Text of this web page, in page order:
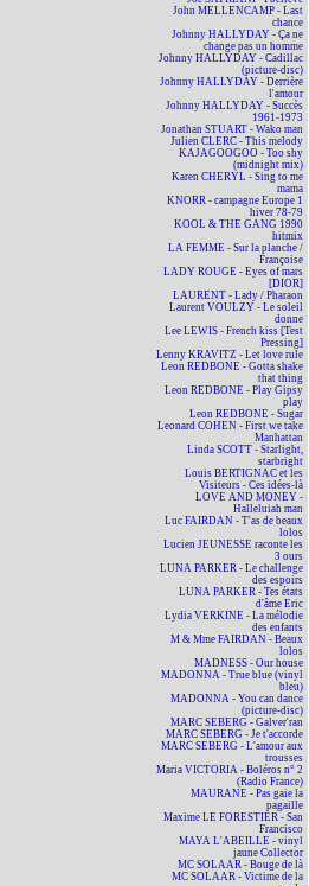
John MELLENCAMP - Last
chance
Johnny HALLYDAY - Ça ne
change pas un homme
Johnny HALLYDAY - Cadillac
(picture-disc)
Johnny HALLYDAY - Derrière
l'amour
Johnny HALLYDAY - Succès
1961-1973
Jonathan STUART - Wako man
Julien CLERC - This melody
KAJAGOOGOO - Too shy
(midnight mix)
Karen CHERYL - Sing to me
mama
KNORR - campagne Europe 1
hiver 78-79
KOOL & THE GANG 1990
hitmix
LA FEMME - Sur la planche /
Françoise
LADY ROUGE - Eyes of mars
[DIOR]
LAURENT - Lady / Pharaon
Laurent VOULZY - Le soleil
donne
Lee LEWIS - French kiss [Test
Pressing]
Lenny KRAVITZ - Let love rule
Leon REDBONE - Gotta shake
that thing
Leon REDBONE - Play Gipsy
play
Leon REDBONE - Sugar
Leonard COHEN - First we take
Manhattan
Linda SCOTT - Starlight,
starbright
Louis BERTIGNAC et les
Visiteurs - Ces idées-là
LOVE AND MONEY -
Halleluiah man
Luc FAIRDAN - T'as de beaux
lolos
Lucien JEUNESSE raconte les
3 ours
LUNA PARKER - Le challenge
des espoirs
LUNA PARKER - Tes états
d'âme Eric
Lydia VERKINE - La mélodie
des enfants
M & Mme FAIRDAN - Beaux
lolos
MADNESS - Our house
MADONNA - True blue (vinyl
bleu)
MADONNA - You can dance
(picture-disc)
MARC SEBERG - Galver'ran
MARC SEBERG - Je t'accorde
MARC SEBERG - L'amour aux
trousses
Maria VICTORIA - Boléros n° 2
(Radio France)
MAURANE - Pas gaie la
pagaille
Maxime LE FORESTIER - San
Francisco
MAYA L'ABEILLE - vinyl
jaune Collector
MC SOLAAR - Bouge de là
MC SOLAAR - Victime de la